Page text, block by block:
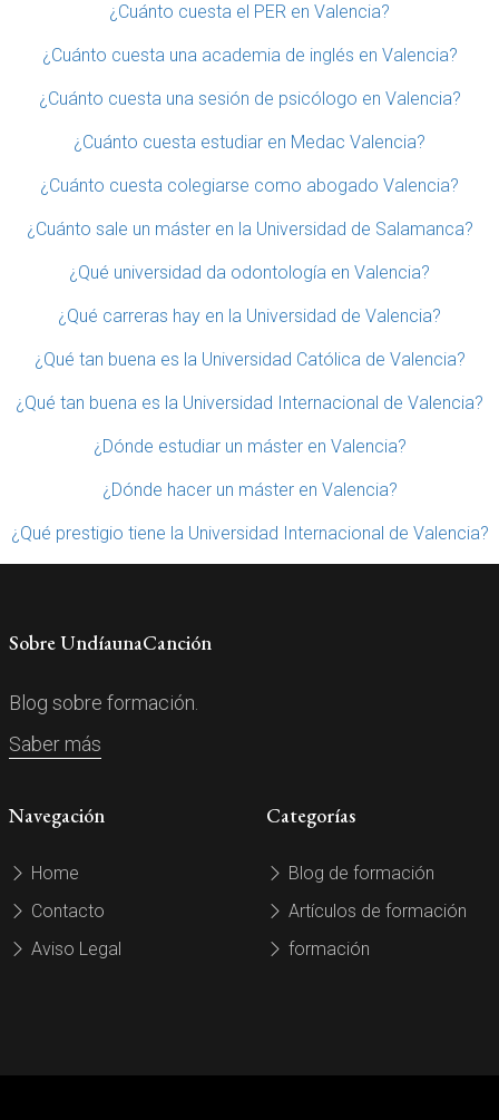
¿Cuánto cuesta el PER en Valencia?
¿Cuánto cuesta una academia de inglés en Valencia?
¿Cuánto cuesta una sesión de psicólogo en Valencia?
¿Cuánto cuesta estudiar en Medac Valencia?
¿Cuánto cuesta colegiarse como abogado Valencia?
¿Cuánto sale un máster en la Universidad de Salamanca?
¿Qué universidad da odontología en Valencia?
¿Qué carreras hay en la Universidad de Valencia?
¿Qué tan buena es la Universidad Católica de Valencia?
¿Qué tan buena es la Universidad Internacional de Valencia?
¿Dónde estudiar un máster en Valencia?
¿Dónde hacer un máster en Valencia?
¿Qué prestigio tiene la Universidad Internacional de Valencia?
Sobre UndíaunaCanción
Blog sobre formación.
Saber más
Navegación
Home
Contacto
Aviso Legal
Categorías
Blog de formación
Artículos de formación
formación